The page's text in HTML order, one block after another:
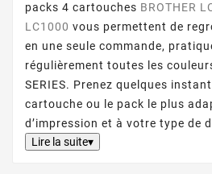
packs 4 cartouches BROTHER
LC1000 vous permettent de
en une seule commande,
régulièrement toutes les
SERIES. Prenez quelques
cartouche ou le pack le plus
d’impression et à votre type de
Lire la suite▾